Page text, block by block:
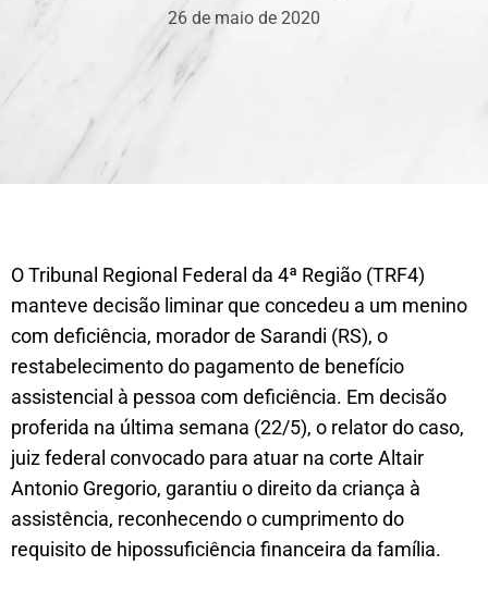
26 de maio de 2020
O Tribunal Regional Federal da 4ª Região (TRF4)
manteve decisão liminar que concedeu a um menino
com deficiência, morador de Sarandi (RS), o
restabelecimento do pagamento de benefício
assistencial à pessoa com deficiência. Em decisão
proferida na última semana (22/5), o relator do caso,
juiz federal convocado para atuar na corte Altair
Antonio Gregorio, garantiu o direito da criança à
assistência, reconhecendo o cumprimento do
requisito de hipossuficiência financeira da família.